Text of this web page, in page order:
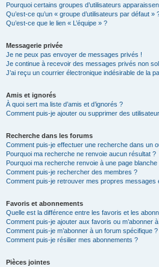
Pourquoi certains groupes d’utilisateurs
Qu’est-ce qu’un « groupe d’utilisateurs par défaut »
Qu’est-ce que le lien « L’équipe » ?
Messagerie privée
Je ne peux pas envoyer de messages privés !
Je continue à recevoir des messages privés non
J’ai reçu un courrier électronique indésirable de la
Amis et ignorés
À quoi sert ma liste d’amis et d’ignorés ?
Comment puis-je ajouter ou supprimer des
Recherche dans les forums
Comment puis-je effectuer une recherche dans un
Pourquoi ma recherche ne renvoie aucun résultat ?
Pourquoi ma recherche renvoie à une page blanche
Comment puis-je rechercher des membres ?
Comment puis-je retrouver mes propres messages
Favoris et abonnements
Quelle est la différence entre les favoris et les
Comment puis-je ajouter aux favoris ou m’abonner
Comment puis-je m’abonner à un forum spécifique ?
Comment puis-je résilier mes abonnements ?
Pièces jointes